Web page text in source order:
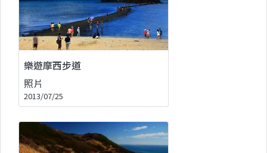
樂遊摩西步道
照片
2013/07/25